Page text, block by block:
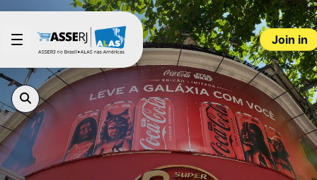
Skip to Main Content
Join in